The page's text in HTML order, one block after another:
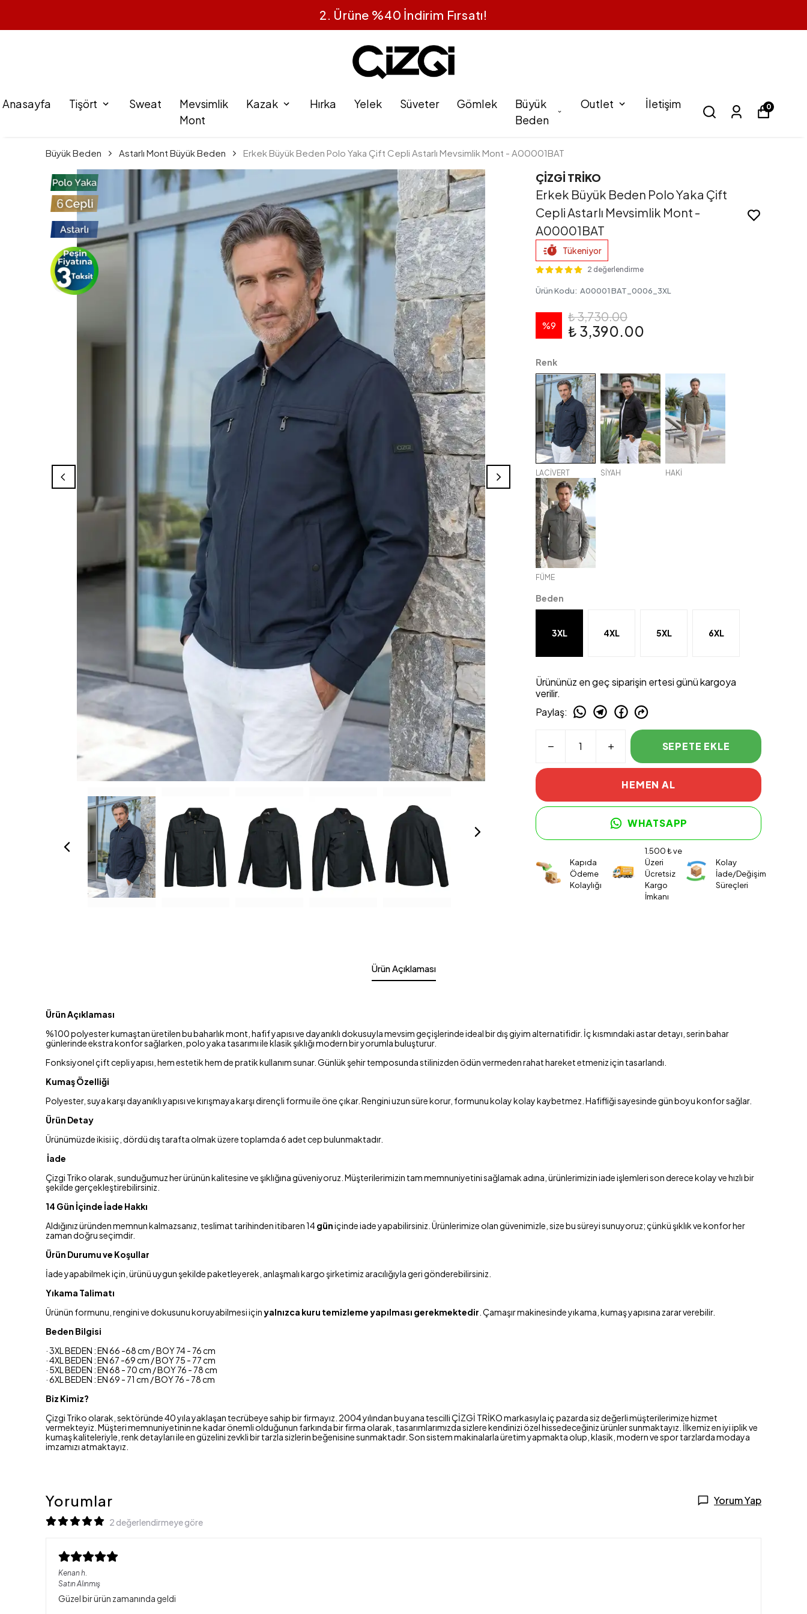
2. Ürüne %40 İndirim Fırsatı!
Anasayfa Tişört Sweat
Mevsimlik
Mont
Kazak Hırka Yelek Süveter Gömlek
Büyük
Beden
Outlet İletişim 0
Büyük Beden Astarlı Mont Büyük Beden Erkek Büyük Beden Polo Yaka Çift Cepli Astarlı Mevsimlik Mont - A00001BAT
ÇİZGİ TRİKO
Erkek Büyük Beden Polo Yaka Çift
Cepli Astarlı Mevsimlik Mont -
A00001BAT
Tükeniyor
2 değerlendirme
Ürün Kodu: A00001 BAT_0006_3XL
%9
₺ 3,730.00
₺ 3,390.00
Renk
LACİVERT SİYAH HAKİ
FÜME
Beden
3XL 4XL 5XL 6XL
Ürününüz en geç siparişin ertesi günü kargoya
verilir.
Paylaş:
SEPETE EKLE
HEMEN AL
WHATSAPP
Kapıda
Ödeme
Kolaylığı
1.500 ₺ ve
Üzeri
Ücretsiz
Kargo
İmkanı
Kolay
İade/Değişim
Süreçleri
Ürün Açıklaması
Ürün Açıklaması
%100 polyester kumaştan üretilen bu baharlık mont, hafif yapısı ve dayanıklı dokusuyla mevsim geçişlerinde ideal bir dış giyim alternatifidir. İç kısmındaki astar detayı, serin bahar
günlerinde ekstra konfor sağlarken, polo yaka tasarımı ile klasik şıklığı modern bir yorumla buluşturur.
Fonksiyonel çift cepli yapısı, hem estetik hem de pratik kullanım sunar. Günlük şehir temposunda stilinizden ödün vermeden rahat hareket etmeniz için tasarlandı.
Kumaş Özelliği
Polyester, suya karşı dayanıklı yapısı ve kırışmaya karşı dirençli formu ile öne çıkar. Rengini uzun süre korur, formunu kolay kolay kaybetmez. Hafifliği sayesinde gün boyu konfor sağlar.
Ürün Detay
Ürünümüzde ikisi iç, dördü dış tarafta olmak üzere toplamda 6 adet cep bulunmaktadır.
İade
Çizgi Triko olarak, sunduğumuz her ürünün kalitesine ve şıklığına güveniyoruz. Müşterilerimizin tam memnuniyetini sağlamak adına, ürünlerimizin iade işlemleri son derece kolay ve hızlı bir
şekilde gerçekleştirebilirsiniz.
14 Gün İçinde İade Hakkı
Aldığınız üründen memnun kalmazsanız, teslimat tarihinden itibaren 14güniçinde iade yapabilirsiniz. Ürünlerimize olan güvenimizle, size bu süreyi sunuyoruz; çünkü şıklık ve konfor her
zaman doğru seçimdir.
Ürün Durumu ve Koşullar
İade yapabilmek için, ürünü uygun şekilde paketleyerek, anlaşmalı kargo şirketimiz aracılığıyla geri gönderebilirsiniz.
Yıkama Talimatı
Ürünün formunu, rengini ve dokusunu koruyabilmesi içinyalnızca kuru temizleme yapılması gerekmektedir . Çamaşır makinesinde yıkama, kumaş yapısına zarar verebilir.
Beden Bilgisi
· 3XL BEDEN : EN 66 -68 cm / BOY 74 - 76 cm
· 4XL BEDEN : EN 67 -69 cm / BOY 75 - 77 cm
· 5XL BEDEN : EN 68 - 70 cm / BOY 76 - 78 cm
· 6XL BEDEN : EN 69 - 71 cm / BOY 76 - 78 cm
Biz Kimiz?
Çizgi Triko olarak, sektöründe 40 yıla yaklaşan tecrübeye sahip bir firmayız. 2004 yılından bu yana tescilli ÇİZGİ TRİKO markasıyla iç pazarda siz değerli müşterilerimize hizmet
vermekteyiz. Müşteri memnuniyetinin ne kadar önemli olduğunun farkında bir firma olarak, tasarımlarımızda sizlere kendinizi özel hissedeceğiniz ürünler sunmaktayız. İlkemiz en iyi iplik ve
kumaş kaliteleriyle, renk detayları ile en güzelini zevkli bir tarzla sizlerin beğenisine sunmaktadır. Son sistem makinalarla üretim yapmakta olup, klasik, modern ve spor tarzlarda modaya
imzamızı atmaktayız.
Yorumlar Yorum Yap
2 değerlendirmeye göre
Kenanh.
Satın Alınmış
Güzel bir ürün zamanında geldi